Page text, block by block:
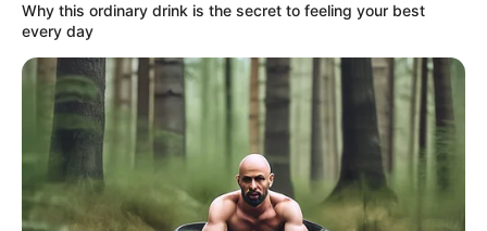
ΤΑ ΠΙΟ ΔΗΜΟΦΙΛΗ
Why this ordinary drink is the secret to feeling your best
every day